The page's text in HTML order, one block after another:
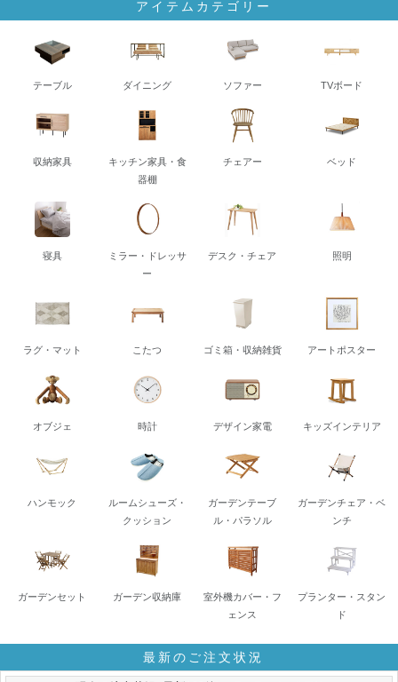
アイテムカテゴリー
テーブル ダイニング ソファー TVボード
収納家具
キッチン家具・食
器棚
チェアー ベッド
寝具
ミラー・ドレッサ
ー
デスク・チェア 照明
ラグ・マット こたつ ゴミ箱・収納雑貨 アートポスター
オブジェ 時計 デザイン家電 キッズインテリア
ハンモック
ルームシューズ・
クッション
ガーデンテーブ
ル・パラソル
ガーデンチェア・ベ
ンチ
ガーデンセット ガーデン収納庫
室外機カバー・フ
ェンス
プランター・スタン
ド
最新のご注文状況